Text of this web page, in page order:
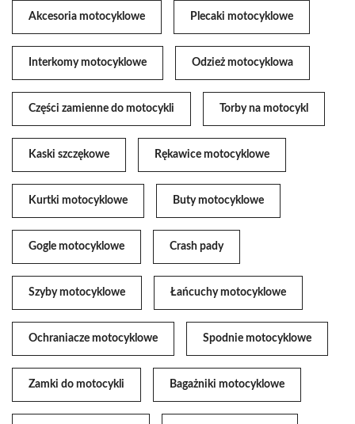
Akcesoria motocyklowe Plecaki motocyklowe
Interkomy motocyklowe Odzież motocyklowa
Części zamienne do motocykli Torby na motocykl
Kaski szczękowe Rękawice motocyklowe
Kurtki motocyklowe Buty motocyklowe
Gogle motocyklowe Crash pady
Szyby motocyklowe Łańcuchy motocyklowe
Ochraniacze motocyklowe Spodnie motocyklowe
Zamki do motocykli Bagażniki motocyklowe